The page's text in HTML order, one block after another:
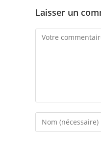
Laisser un